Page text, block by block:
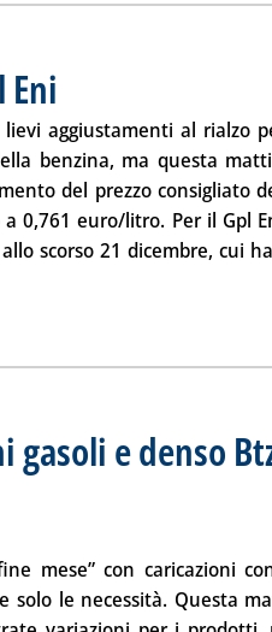
aggiustamenti al rialzo
benzina, ma questa
del prezzo consigliato
a 0,761 euro/litro. Per il Gpl
scorso 21 dicembre, cui
'Carburanti, rincara il Gpl
e denso
rete
mese” con caricazioni
solo le necessità. Questa